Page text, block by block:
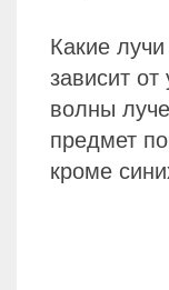
Какие
зависит
волны
предмет
кроме